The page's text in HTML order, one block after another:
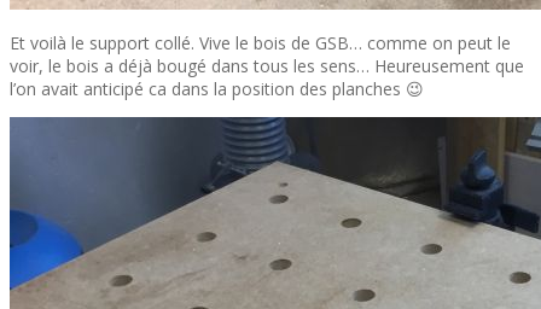
Et voilà le support collé. Vive le bois de GSB… comme on peut le
voir, le bois a déjà bougé dans tous les sens… Heureusement que
l’on avait anticipé ca dans la position des planches 😉